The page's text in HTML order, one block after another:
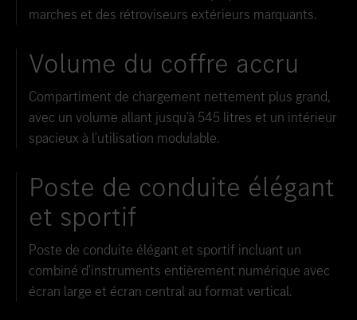
marches et des rétroviseurs extérieurs marquants.
Volume du coffre accru
Compartiment de chargement nettement plus grand,
avec un volume allant jusqu'à 545 litres et un intérieur
spacieux à l'utilisation modulable.
Poste de conduite élégant
et sportif
Poste de conduite élégant et sportif incluant un
combiné d'instruments entièrement numérique avec
écran large et écran central au format vertical.